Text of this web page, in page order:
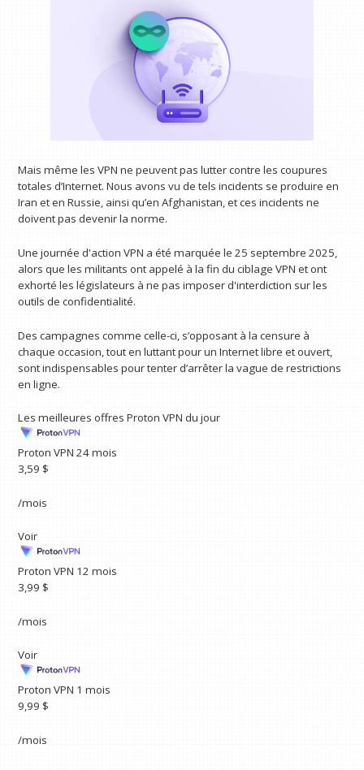
Mais même les VPN ne peuvent pas lutter contre les coupures
totales d’Internet. Nous avons vu de tels incidents se produire en
Iran et en Russie, ainsi qu’en Afghanistan, et ces incidents ne
doivent pas devenir la norme.
Une journée d'action VPN a été marquée le 25 septembre 2025,
alors que les militants ont appelé à la fin du ciblage VPN et ont
exhorté les législateurs à ne pas imposer d'interdiction sur les
outils de confidentialité.
Des campagnes comme celle-ci, s’opposant à la censure à
chaque occasion, tout en luttant pour un Internet libre et ouvert,
sont indispensables pour tenter d’arrêter la vague de restrictions
en ligne.
Les meilleures offres Proton VPN du jour
Proton VPN 24 mois
3,59 $
/mois
Voir
Proton VPN 12 mois
3,99 $
/mois
Voir
Proton VPN 1 mois
9,99 $
/mois